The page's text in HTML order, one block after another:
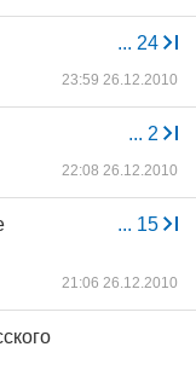
... 24
23:59 26.12.2010
... 2
22:08 26.12.2010
... 15
21:06 26.12.2010